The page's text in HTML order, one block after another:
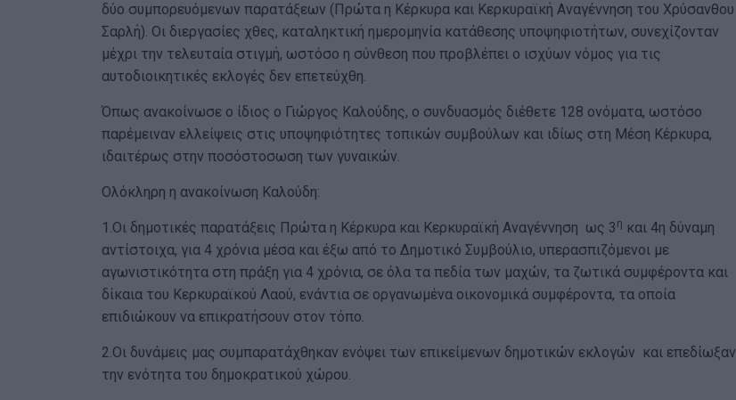
δύο συμπορευόμενων παρατάξεων (Πρώτα η Κέρκυρα και Κερκυραϊκή Αναγέννηση του Χρύσανθου
Σαρλή). Οι διεργασίες χθες, καταληκτική ημερομηνία κατάθεσης υποψηφιοτήτων, συνεχίζονταν
μέχρι την τελευταία στιγμή, ωστόσο η σύνθεση που προβλέπει ο ισχύων νόμος για τις
αυτοδιοικητικές εκλογές δεν επετεύχθη.
Όπως ανακοίνωσε ο ίδιος ο Γιώργος Καλούδης, ο συνδυασμός διέθετε 128 ονόματα, ωστόσο
παρέμειναν ελλείψεις στις υποψηφιότητες τοπικών συμβούλων και ιδίως στη Μέση Κέρκυρα,
ιδαιτέρως στην ποσόστοσωση των γυναικών.
Ολόκληρη η ανακοίνωση Καλούδη:
1.Οι δημοτικές παρατάξεις Πρώτα η Κέρκυρα και Κερκυραϊκή Αναγέννηση ως 3 η και 4η δύναμη
αντίστοιχα, για 4 χρόνια μέσα και έξω από το Δημοτικό Συμβούλιο, υπερασπιζόμενοι με
αγωνιστικότητα στη πράξη για 4 χρόνια, σε όλα τα πεδία των μαχών, τα ζωτικά συμφέροντα και
δίκαια του Κερκυραϊκού Λαού, ενάντια σε οργανωμένα οικονομικά συμφέροντα, τα οποία
επιδιώκουν να επικρατήσουν στον τόπο.
2.Οι δυνάμεις μας συμπαρατάχθηκαν ενόψει των επικείμενων δημοτικών εκλογών και επεδίωξαν
την ενότητα του δημοκρατικού χώρου.